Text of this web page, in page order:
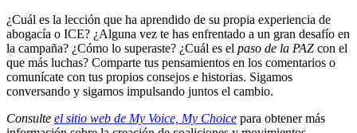
¿Cuál es la lección que ha aprendido de su propia experiencia de
abogacía o ICE? ¿Alguna vez te has enfrentado a un gran desafío en
la campaña? ¿Cómo lo superaste? ¿Cuál es el paso de la PAZ con el
que más luchas? Comparte tus pensamientos en los comentarios o
comunícate con tus propios consejos e historias. Sigamos
conversando y sigamos impulsando juntos el cambio.
Consulte el sitio web de My Voice, My Choice para obtener más